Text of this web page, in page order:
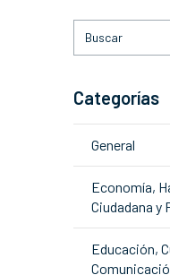
Categorías
General
Economía,
Ciudadana y
Educación,